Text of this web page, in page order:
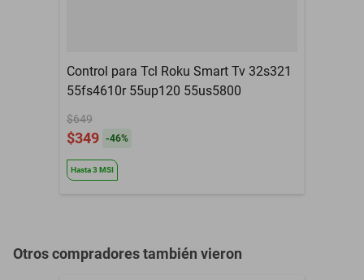
Control para Tcl Roku Smart Tv 32s321
55fs4610r 55up120 55us5800
$649
$349 -46%
Hasta3 MSI
Otros compradores también vieron